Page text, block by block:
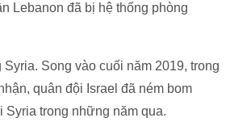
Lebanon đã bị hệ thống phòng
Song vào cuối năm 2019, trong
quân đội Israel đã ném bom
Syria trong những năm qua.